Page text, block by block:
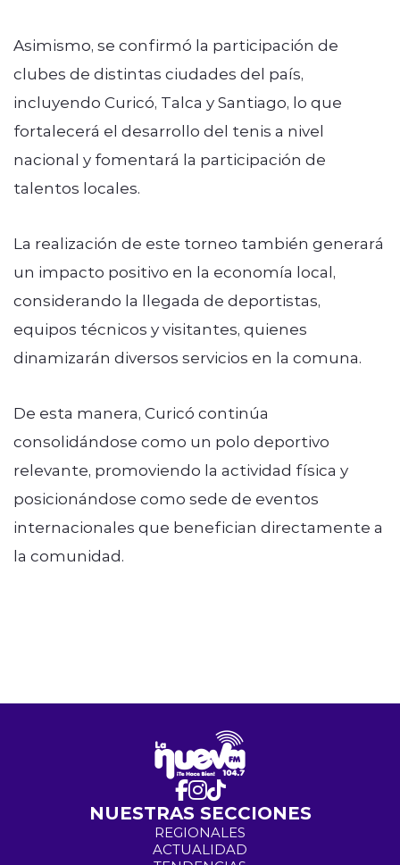
Asimismo, se confirmó la participación de
clubes de distintas ciudades del país,
incluyendo Curicó, Talca y Santiago, lo que
fortalecerá el desarrollo del tenis a nivel
nacional y fomentará la participación de
talentos locales.
La realización de este torneo también generará
un impacto positivo en la economía local,
considerando la llegada de deportistas,
equipos técnicos y visitantes, quienes
dinamizarán diversos servicios en la comuna.
De esta manera, Curicó continúa
consolidándose como un polo deportivo
relevante, promoviendo la actividad física y
posicionándose como sede de eventos
internacionales que benefician directamente a
la comunidad.
NUESTRAS SECCIONES
REGIONALES
ACTUALIDAD